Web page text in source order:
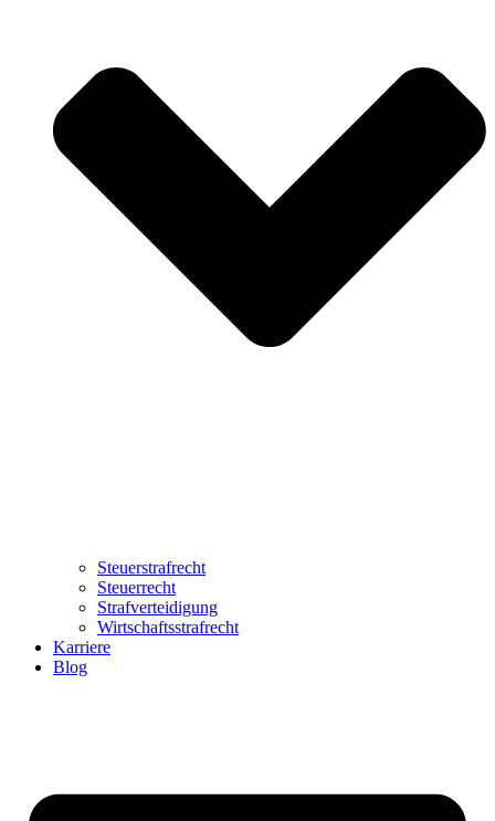
Steuerstrafrecht
Steuerrecht
Strafverteidigung
Wirtschaftsstrafrecht
Karriere
Blog